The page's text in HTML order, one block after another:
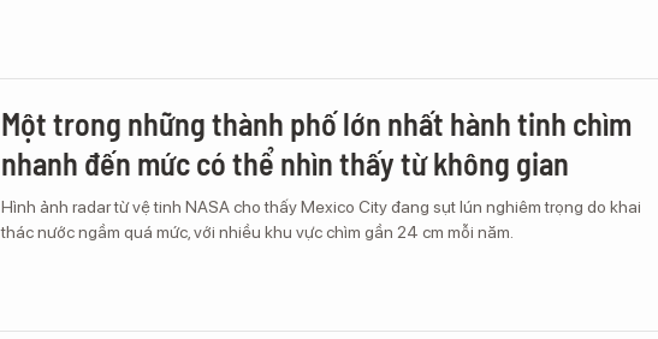
Một trong những thành phố lớn nhất hành tinh chìm
nhanh đến mức có thể nhìn thấy từ không gian
Hình ảnh radar từ vệ tinh NASA cho thấy Mexico City đang sụt lún nghiêm trọng do khai
thác nước ngầm quá mức, với nhiều khu vực chìm gần 24 cm mỗi năm.